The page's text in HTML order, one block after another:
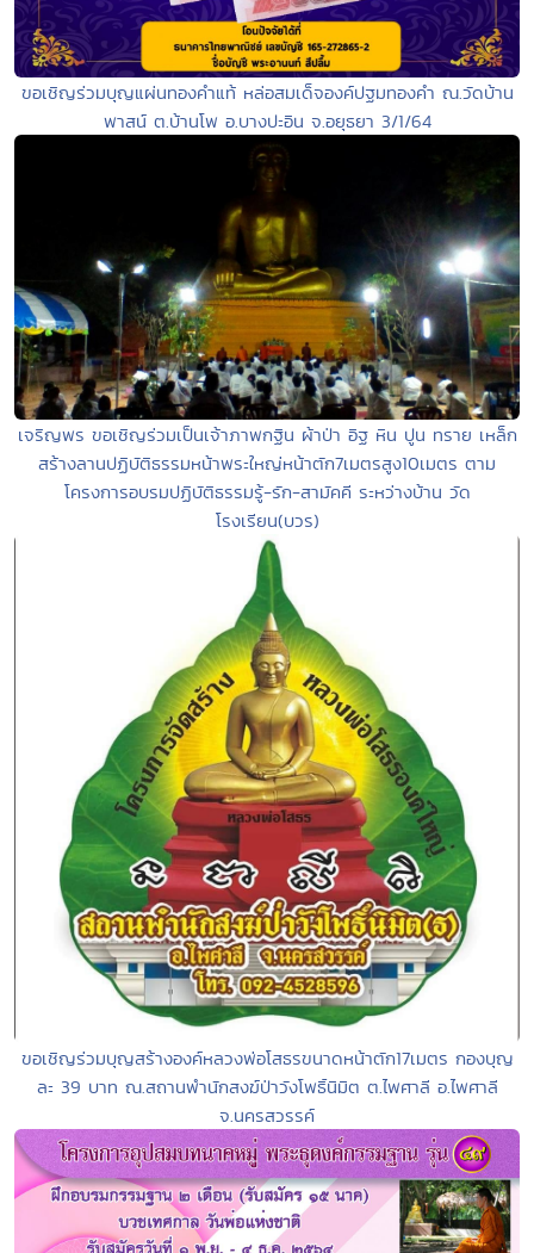
ขอเชิญร่วมบุญแผ่นทองคำแท้ หล่อสมเด็จองค์ปฐมทองคำ ณ.วัดบ้าน
พาสน์ ต.บ้านโพ อ.บางปะอิน จ.อยุธยา 3/1/64
เจริญพร ขอเชิญร่วมเป็นเจ้าภาพกฐิน ผ้าป่า อิฐ หิน ปูน ทราย เหล็ก
สร้างลานปฏิบัติธรรมหน้าพระใหญ่หน้าตัก7เมตรสูง10เมตร ตาม
โครงการอบรมปฏิบัติธรรมรู้-รัก-สามัคคี ระหว่างบ้าน วัด
โรงเรียน(บวร)
ขอเชิญร่วมบุญสร้างองค์หลวงพ่อโสธรขนาดหน้าตัก17เมตร กองบุญ
ละ 39 บาท ณ.สถานพำนักสงฆ์ป่าวังโพธิ์นิมิต ต.ไพศาลี อ.ไพศาลี
จ.นครสวรรค์